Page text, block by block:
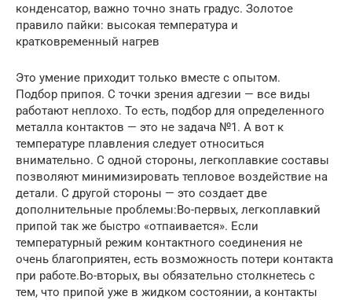
конденсатор, важно точно знать градус. Золотое
правило пайки: высокая температура и
кратковременный нагрев
Это умение приходит только вместе с опытом.
Подбор припоя. С точки зрения адгезии — все виды
работают неплохо. То есть, подбор для определенного
металла контактов — это не задача №1. А вот к
температуре плавления следует относиться
внимательно. С одной стороны, легкоплавкие составы
позволяют минимизировать тепловое воздействие на
детали. С другой стороны — это создает две
дополнительные проблемы:Во-первых, легкоплавкий
припой так же быстро «отпаивается». Если
температурный режим контактного соединения не
очень благоприятен, есть возможность потери контакта
при работе.Во-вторых, вы обязательно столкнетесь с
тем, что припой уже в жидком состоянии, а контакты